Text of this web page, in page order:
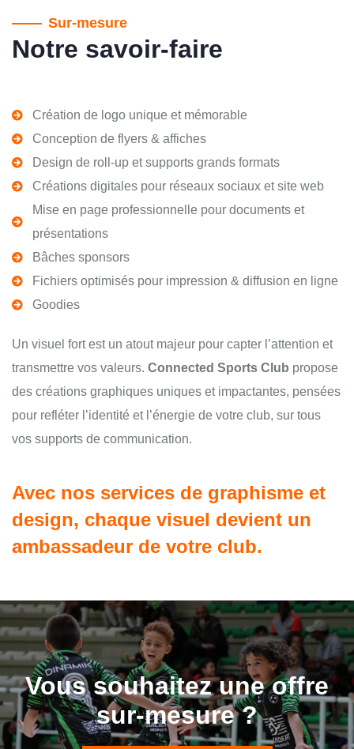
Sur-mesure
Notre savoir-faire
Création de logo unique et mémorable
Conception de flyers & affiches
Design de roll-up et supports grands formats
Créations digitales pour réseaux sociaux et site web
Mise en page professionnelle pour documents et
présentations
Bâches sponsors
Fichiers optimisés pour impression & diffusion en ligne
Goodies
Un visuel fort est un atout majeur pour capter l’attention et
transmettre vos valeurs. Connected Sports Club propose
des créations graphiques uniques et impactantes, pensées
pour refléter l’identité et l’énergie de votre club, sur tous
vos supports de communication.
Avec nos services de graphisme et
design, chaque visuel devient un
ambassadeur de votre club.
Vous souhaitez une offre
sur-mesure ?